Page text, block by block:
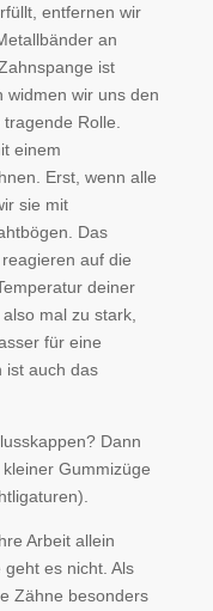
entfernen wir
an
ist
widmen wir uns den
Rolle.
einem
Erst, wenn alle
sie mit
Das
auf die
deiner
mal zu stark,
für eine
ist auch das
Dann
Gummizüge
Arbeit allein
es nicht. Als
Zähne besonders